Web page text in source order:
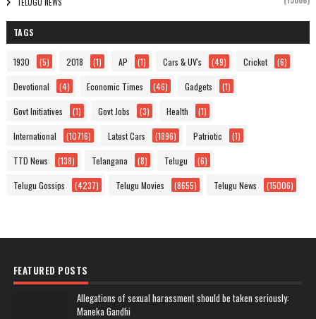
TAGS
1930 (5) 2018 (1) AP (1) Cars & UV's (49) Cricket (6)
Devotional (4) Economic Times (46) Gadgets (1)
Govt Initiatives (1) Govt Jobs (3) Health (1)
International (10716) Latest Cars (1896) Patriotic (1)
TTD News (138) Telangana (8) Telugu (6)
Telugu Gossips (4237) Telugu Movies (8655) Telugu News (15006)
FEATURED POSTS
Allegations of sexual harassment should be taken seriously:
Maneka Gandhi